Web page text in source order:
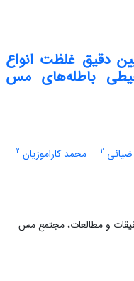
دقیق غلظت انواع
باطله‌های مس
2 محمد کاراموزیان 2
و مطالعات، مجتمع مس